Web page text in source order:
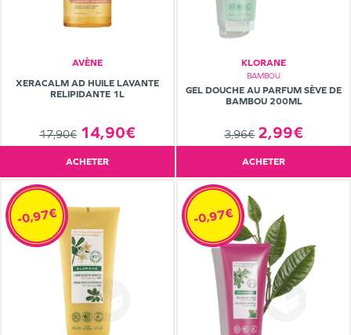
AVÈNE
XERACALM AD HUILE LAVANTE
RELIPIDANTE 1L
17,90€ 14,90€
ACHETER
KLORANE
BAMBOU
GEL DOUCHE AU PARFUM SÈVE DE
BAMBOU 200ML
3,96€ 2,99€
ACHETER
-0,97€ -0,97€